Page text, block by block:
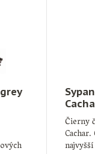
Čierny